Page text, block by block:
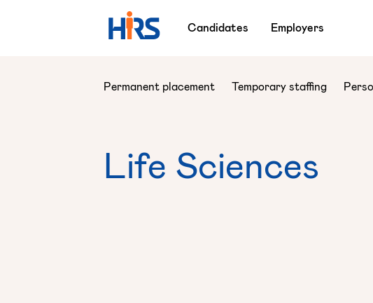
Candidates Employers
Permanent placement Temporary staffing
Life Sciences